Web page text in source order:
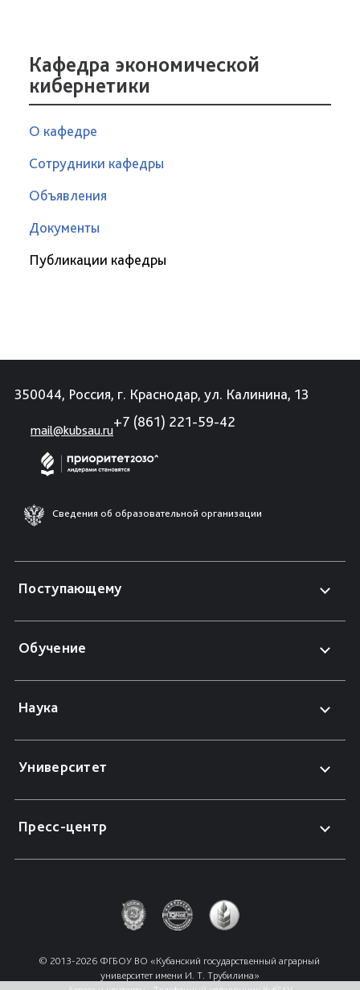
Кафедра экономической
кибернетики
О кафедре
Сотрудники кафедры
Объявления
Документы
Публикации кафедры
350044, Россия, г. Краснодар, ул. Калинина, 13
mail@kubsau.ru
+7 (861) 221-59-42
Сведения об образовательной организации
Поступающему
Обучение
Наука
Университет
Пресс-центр
© 2013-2026 ФГБОУ ВО «Кубанский государственный аграрный
университет имени И. Т. Трубилина»